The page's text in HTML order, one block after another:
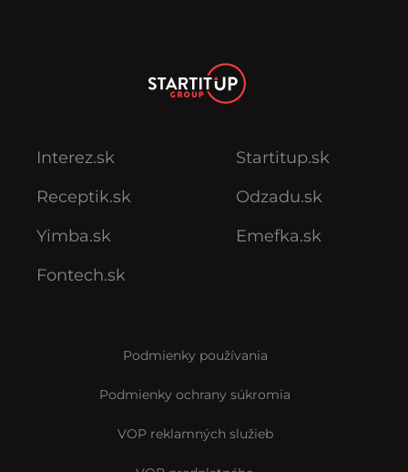
Interez.sk
Receptik.sk
Yimba.sk
Fontech.sk
Startitup.sk
Odzadu.sk
Emefka.sk
Podmienky používania
Podmienky ochrany súkromia
VOP reklamných služieb